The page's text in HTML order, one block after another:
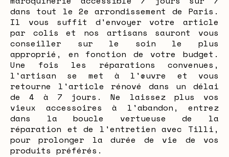
dans tout le 2e arrondissement de Paris.
Il vous suffit d'envoyer votre article
par colis et nos artisans sauront vous
conseiller sur le soin le plus
approprié, en fonction de votre budget.
Une fois les réparations convenues,
l'artisan se met à l'œuvre et vous
retourne l'article rénové dans un délai
de 4 à 7 jours. Ne laissez plus vos
vieux accessoires à l'abandon, entrez
dans la boucle vertueuse de la
réparation et de l'entretien avec Tilli,
pour prolonger la durée de vie de vos
produits préférés.